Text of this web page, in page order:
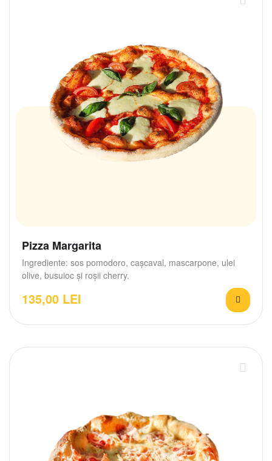
Pizza Margarita
Ingrediente: sos pomodoro, cașcaval, mascarpone, ulei
olive, busuioc și roșii cherry.
135,00 LEI